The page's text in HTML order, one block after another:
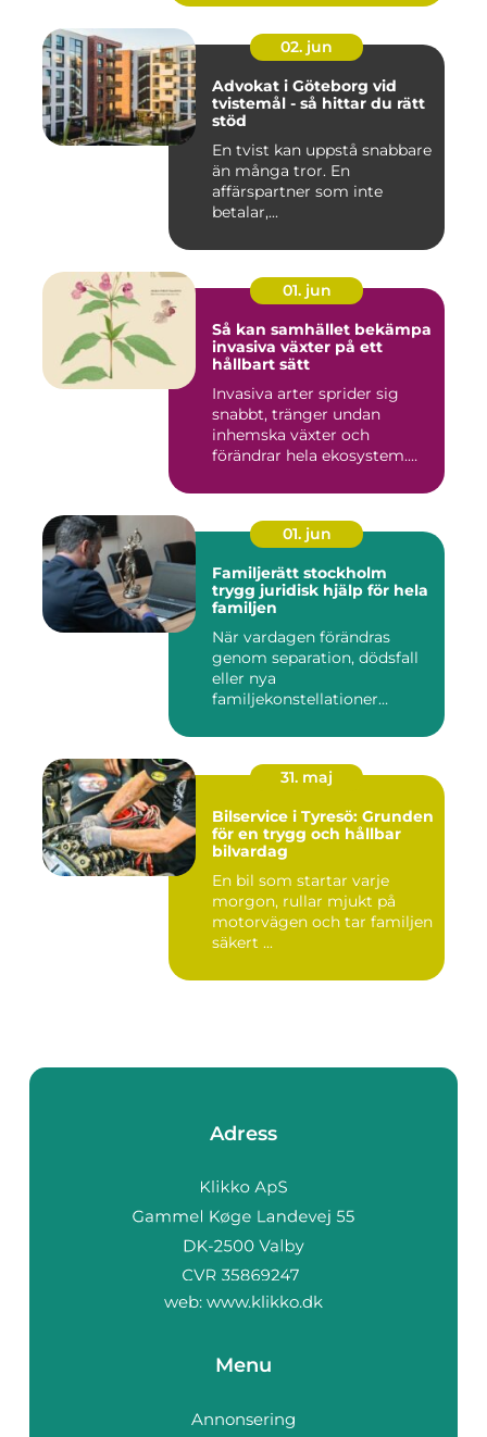
02. jun
Advokat i Göteborg vid
tvistemål - så hittar du rätt
stöd
En tvist kan uppstå snabbare
än många tror. En
affärspartner som inte
betalar,...
01. jun
Så kan samhället bekämpa
invasiva växter på ett
hållbart sätt
Invasiva arter sprider sig
snabbt, tränger undan
inhemska växter och
förändrar hela ekosystem.
01. jun
Familjerätt stockholm
trygg juridisk hjälp för hela
familjen
När vardagen förändras
genom separation, dödsfall
eller nya
familjekonstellationer
31. maj
Bilservice i Tyresö: Grunden
för en trygg och hållbar
bilvardag
En bil som startar varje
morgon, rullar mjukt på
motorvägen och tar familjen
säkert ...
Adress
web: www.klikko.dk
Menu
Annonsering